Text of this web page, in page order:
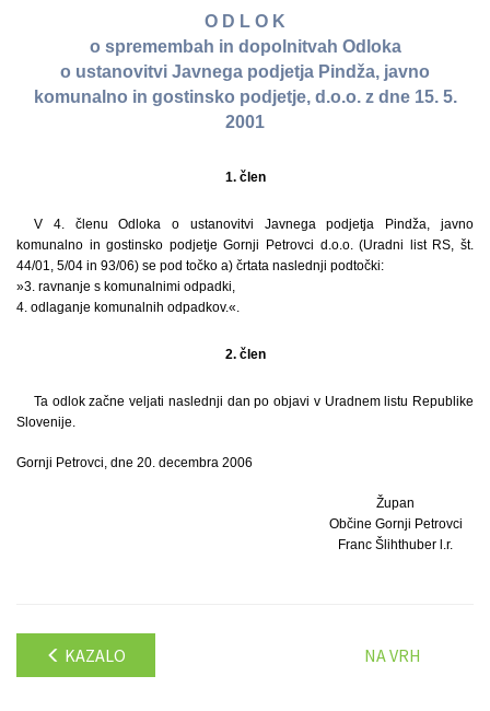
O D L O K
o spremembah in dopolnitvah Odloka
o ustanovitvi Javnega podjetja Pindža, javno
komunalno in gostinsko podjetje, d.o.o. z dne 15. 5.
2001
1. člen
V 4. členu Odloka o ustanovitvi Javnega podjetja Pindža, javno
komunalno in gostinsko podjetje Gornji Petrovci d.o.o. (Uradni list RS, št.
44/01, 5/04 in 93/06) se pod točko a) črtata naslednji podtočki:
»3. ravnanje s komunalnimi odpadki,
4. odlaganje komunalnih odpadkov.«.
2. člen
Ta odlok začne veljati naslednji dan po objavi v Uradnem listu Republike
Slovenije.
Gornji Petrovci, dne 20. decembra 2006
Župan
Občine Gornji Petrovci
Franc Šlihthuber l.r.
KAZALO NA VRH